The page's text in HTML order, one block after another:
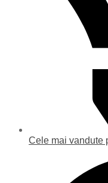
Cele mai vandute